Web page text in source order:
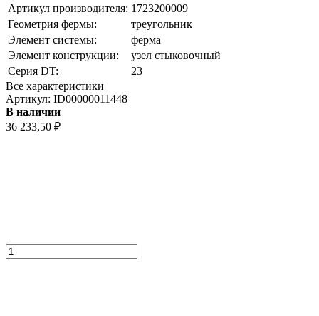
Артикул производителя: 1723200009
Геометрия фермы:
треугольник
Элемент системы:
ферма
Элемент конструкции:
узел стыковочный
Серия DT:
23
Все характеристики
Артикул: ID00000011448
В наличии
36 233,50 ₽